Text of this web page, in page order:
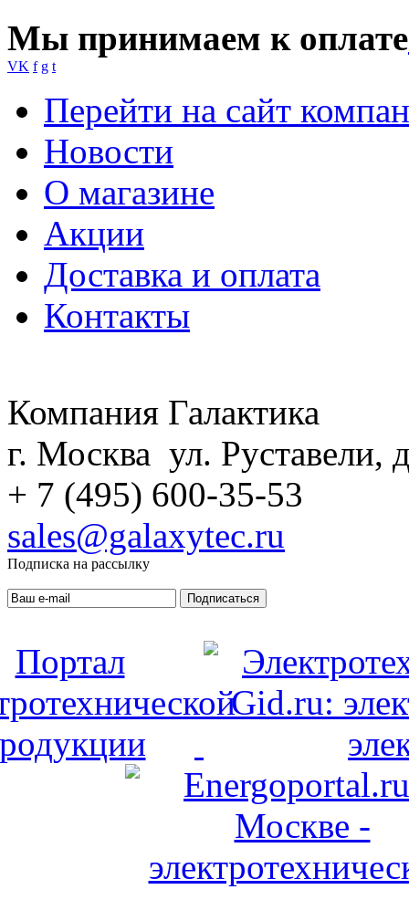
Мы принимаем к оплате
VK f g t
Перейти на сайт
Новости
О магазине
Акции
Доставка и оплата
Контакты
Компания Галактика
г. Москва ул. Руставели,
+ 7 (495) 600-35-53
sales@galaxytec.ru
Подписка на рассылку
Подписаться